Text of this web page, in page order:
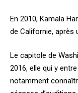
En 2010, Kamala
de Californie, après
Le capitole de
2016, elle qui y
notamment